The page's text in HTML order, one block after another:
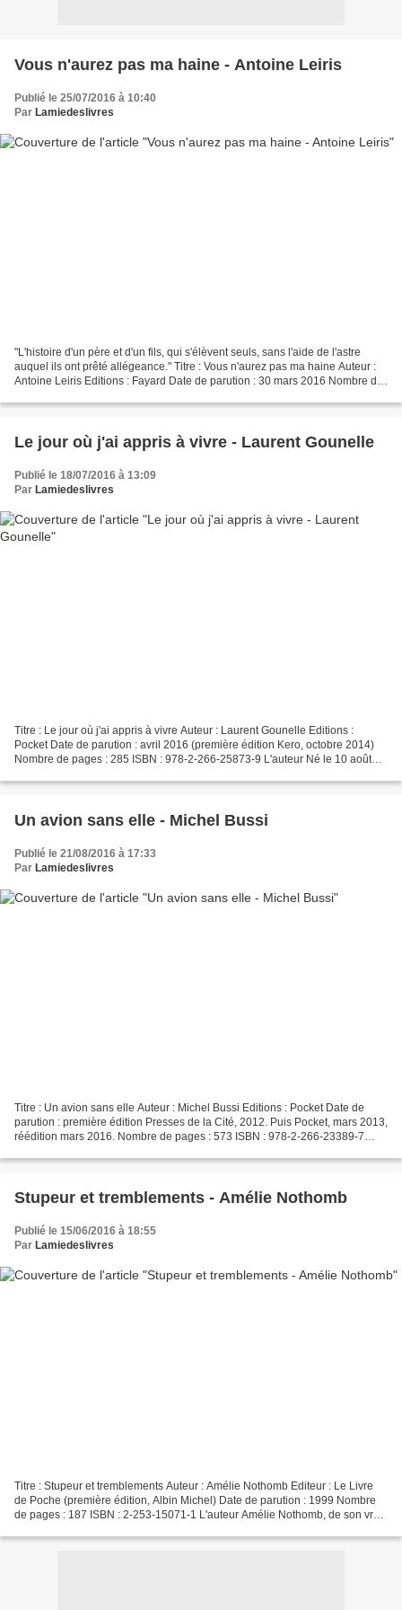
Vous n'aurez pas ma haine - Antoine Leiris
Publié le 25/07/2016 à 10:40
Par Lamiedeslivres
"L'histoire d'un père et d'un fils, qui s'élèvent seuls, sans l'aide de l'astre
auquel ils ont prêté allégeance." Titre : Vous n'aurez pas ma haine Auteur :
Antoine Leiris Editions : Fayard Date de parution : 30 mars 2016 Nombre de
Le jour où j'ai appris à vivre - Laurent Gounelle
Publié le 18/07/2016 à 13:09
Par Lamiedeslivres
Titre : Le jour où j'ai appris à vivre Auteur : Laurent Gounelle Editions :
Pocket Date de parution : avril 2016 (première édition Kero, octobre 2014)
Nombre de pages : 285 ISBN : 978-2-266-25873-9 L'auteur Né le 10 août
Un avion sans elle - Michel Bussi
Publié le 21/08/2016 à 17:33
Par Lamiedeslivres
Titre : Un avion sans elle Auteur : Michel Bussi Editions : Pocket Date de
parution : première édition Presses de la Cité, 2012. Puis Pocket, mars 2013,
réédition mars 2016. Nombre de pages : 573 ISBN : 978-2-266-23389-7
Stupeur et tremblements - Amélie Nothomb
Publié le 15/06/2016 à 18:55
Par Lamiedeslivres
Titre : Stupeur et tremblements Auteur : Amélie Nothomb Editeur : Le Livre
de Poche (première édition, Albin Michel) Date de parution : 1999 Nombre
de pages : 187 ISBN : 2-253-15071-1 L'auteur Amélie Nothomb, de son vrai